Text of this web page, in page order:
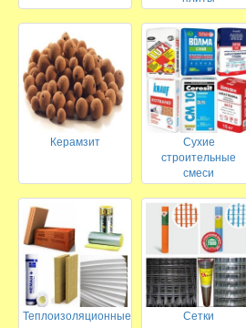
Керамзит
Сухие
строительные
смеси
Теплоизоляционные
Сетки